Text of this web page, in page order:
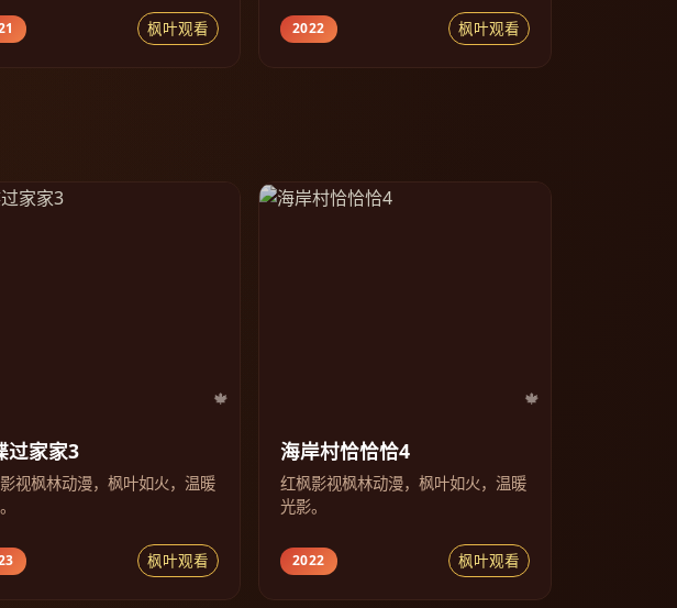
枫叶观看 2022 枫叶观看
过家家3
视枫林动漫，枫叶如火，温暖
枫叶观看
海岸村恰恰恰4
红枫影视枫林动漫，枫叶如火，温暖
光影。
2022 枫叶观看